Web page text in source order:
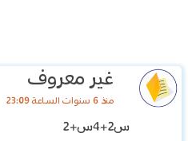
غير معروف
منذ 6 سنوات الساعة 23:09
س2+4س+2